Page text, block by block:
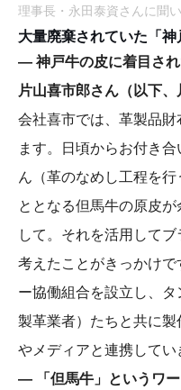
理事長・永田泰資さんに聞い
大量廃棄されていた「
― 神戸牛の皮に着目され
片山喜市郎さん（以下、
会社喜市では、革製品
ます。日頃からお付き
ん（革のなめし工程を
ととなる但馬牛の原皮
して。それを活用して
考えたことがきっかけ
ー協働組合を設立し、
製革業者）たちと共に
やメディアと連携してい
― 「但馬牛」というワ